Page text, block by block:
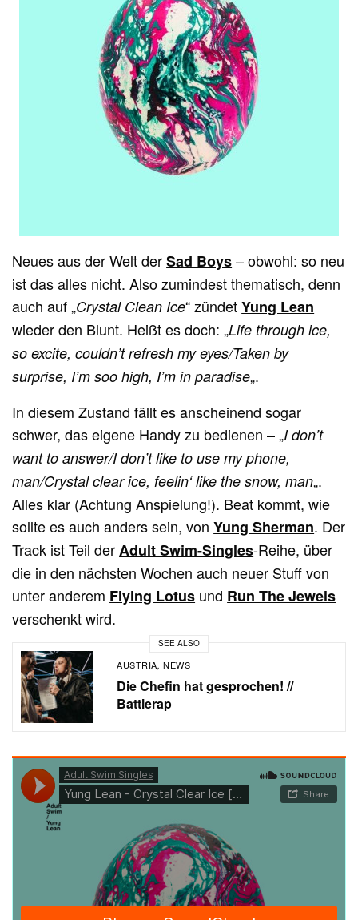
Neues aus der Welt derSad Boys– obwohl: so neu
ist das alles nicht. Also zumindest thematisch, denn
auch auf „Crystal Clean Ice“ zündetYung Lean
wieder den Blunt. Heißt es doch: „Life through ice,
so excite, couldn’t refresh my eyes/Taken by
surprise, I’m soo high, I’m in paradise„.
In diesem Zustand fällt es anscheinend sogar
schwer, das eigene Handy zu bedienen – „I don’t
want to answer/I don’t like to use my phone,
man/Crystal clear ice, feelin‘ like the snow, man„.
Alles klar (Achtung Anspielung!). Beat kommt, wie
sollte es auch anders sein, vonYung Sherman. Der
Track ist Teil derAdult Swim-Singles-Reihe, über
die in den nächsten Wochen auch neuer Stuff von
unter anderem Flying Lotus und Run The Jewels
verschenkt wird.
SEE ALSO
AUSTRIA, NEWS
Die Chefin hat gesprochen! //
Battlerap